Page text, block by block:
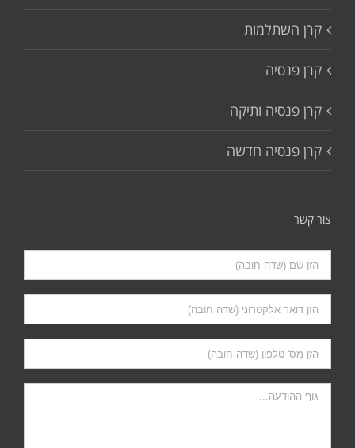
קרן השתלמות
קרן פנסיה
קרן פנסיה ותיקה
קרן פנסיה חדשה
צור קשר